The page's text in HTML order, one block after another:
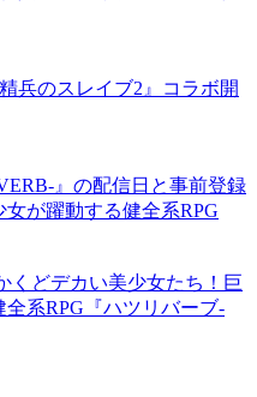
兵のスレイブ2』コラボ開
』の配信日と事前登録
が躍動する健全系RPG
くどデカい美少女たち！巨
系RPG『ハツリバーブ-